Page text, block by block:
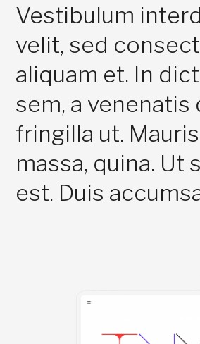
Vestibulum
velit, sed
aliquam et. In
sem, a venenatis
fringilla ut.
massa, quina. Ut
est. Duis